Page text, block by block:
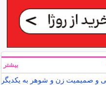
و صمیمیت زن و شوهر به یکدیگر
بیشتر